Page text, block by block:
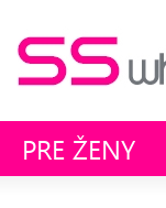
PRE ŽENY